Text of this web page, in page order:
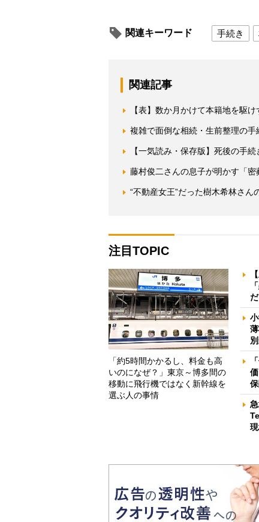
関連キーワード 手続き
関連記事
【表】数か月かけて本籍地を駆
複雑で面倒な相続・生前整理の手
【一気読み・保存版】死後の手
藤村俊二さんの息子が明かす「
“不動産女王”だった樹木希林さん
注目TOPIC
「約5時間かかるし、料金も高
いのになぜ？」東京～博多間の
移動に飛行機ではなく新幹線を
選ぶ人の事情